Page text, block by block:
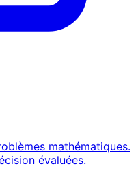
mathématiques.
évaluées.